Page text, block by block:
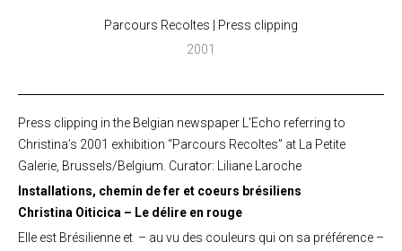
Parcours Recoltes | Press clipping
2001
Press clipping in the Belgian newspaper L’Echo referring to
Christina’s 2001 exhibition “Parcours Recoltes” at La Petite
Galerie, Brussels/Belgium. Curator: Liliane Laroche
Installations, chemin de fer et coeurs brésiliens
Christina Oiticica – Le délire en rouge
Elle est Brésilienne et – au vu des couleurs qui on sa préférence –